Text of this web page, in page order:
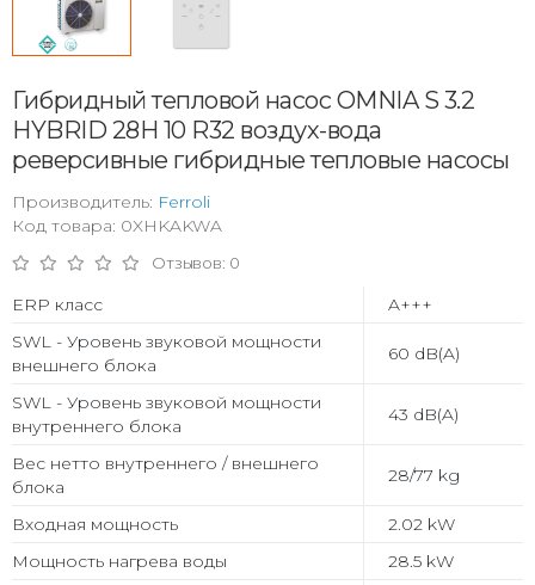
Гибридный тепловой насос OMNIA S 3.2
HYBRID 28H 10 R32 воздух-вода
реверсивные гибридные тепловые насосы
Производитель: Ferroli
Код товара: 0XHKAKWA
Отзывов: 0
ERP класс
A+++
SWL - Уровень звуковой мощности
внешнего блока
60 dB(A)
SWL - Уровень звуковой мощности
внутреннего блока
43 dB(A)
Вес нетто внутреннего / внешнего
блока
28/77 kg
Входная мощность
2.02 kW
Мощность нагрева воды
28.5 kW